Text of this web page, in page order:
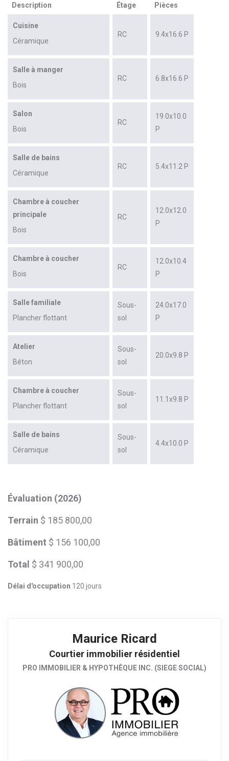
Description Étage Pièces
Cuisine
Céramique
RC 9.4x16.6 P
Salle à manger
Bois
RC 6.8x16.6 P
Salon
Bois
RC
19.0x10.0
P
Salle de bains
Céramique
RC 5.4x11.2 P
Chambre à coucher
principale
Bois
RC
12.0x12.0
P
Chambre à coucher
Bois
RC
12.0x10.4
P
Salle familiale
Plancher flottant
Sous-
sol
24.0x17.0
P
Atelier
Béton
Sous-
sol
20.0x9.8 P
Chambre à coucher
Plancher flottant
Sous-
sol
11.1x9.8 P
Salle de bains
Céramique
Sous-
sol
4.4x10.0 P
Évaluation (2026)
Terrain $ 185 800,00
Bâtiment $ 156 100,00
Total $ 341 900,00
Délai d'occupation 120 jours
Maurice Ricard
Courtier immobilier résidentiel
PRO IMMOBILIER & HYPOTHÈQUE INC. (SIEGE SOCIAL)